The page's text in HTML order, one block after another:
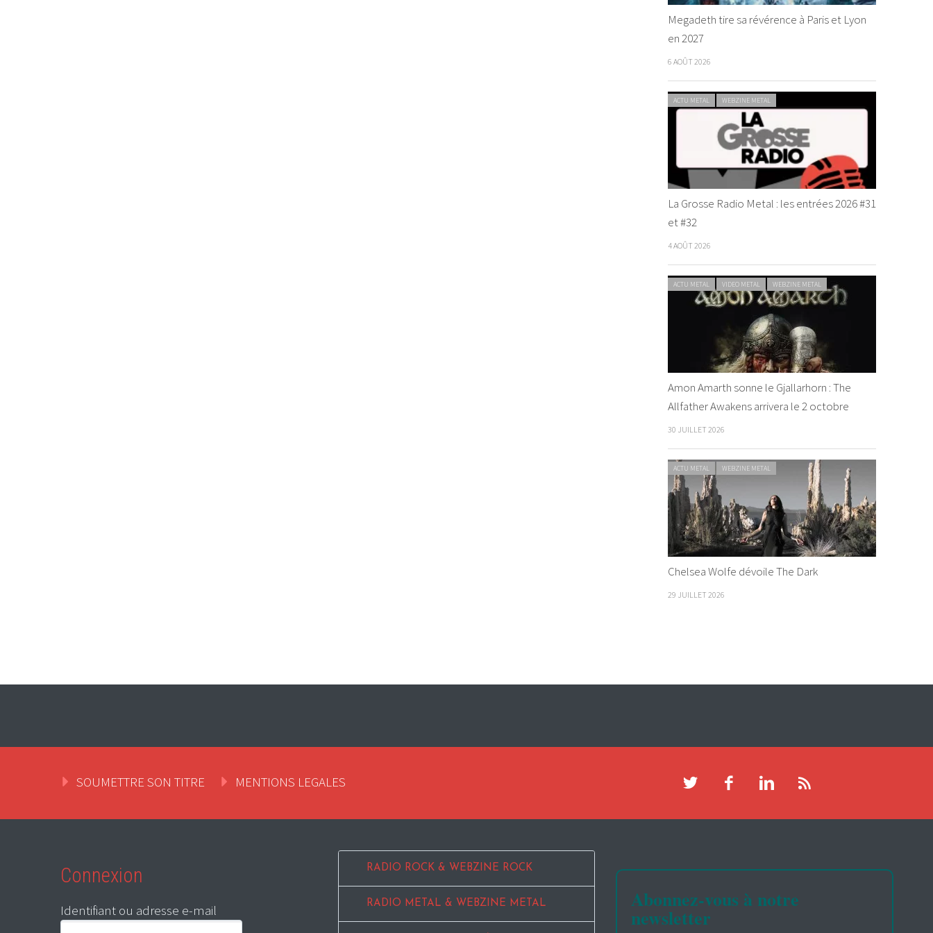
Megadeth tire sa révérence à Paris et Lyon
en 2027
6 AOÛT 2026
ACTU METAL WEBZINE METAL
La Grosse Radio Metal : les entrées 2026 #31
et #32
4 AOÛT 2026
ACTU METAL VIDEO METAL WEBZINE METAL
Amon Amarth sonne le Gjallarhorn : The
Allfather Awakens arrivera le 2 octobre
30 JUILLET 2026
ACTU METAL WEBZINE METAL
Chelsea Wolfe dévoile The Dark
29 JUILLET 2026
SOUMETTRE SON TITRE MENTIONS LEGALES
Connexion
Identifiant ou adresse e-mail
RADIO ROCK & WEBZINE ROCK
RADIO METAL & WEBZINE METAL Abonnez-vous à notre
newsletter